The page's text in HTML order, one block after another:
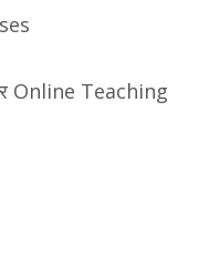
Online Teaching